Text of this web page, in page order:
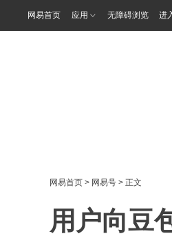
网易首页 应用 无障碍浏览 进
网易首页 > 网易号 > 正文
用户向豆